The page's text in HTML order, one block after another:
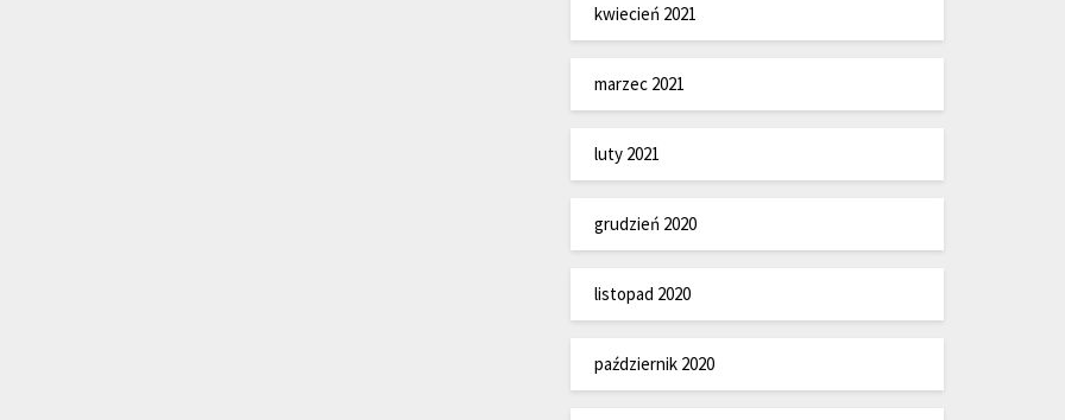
kwiecień 2021
marzec 2021
luty 2021
grudzień 2020
listopad 2020
październik 2020